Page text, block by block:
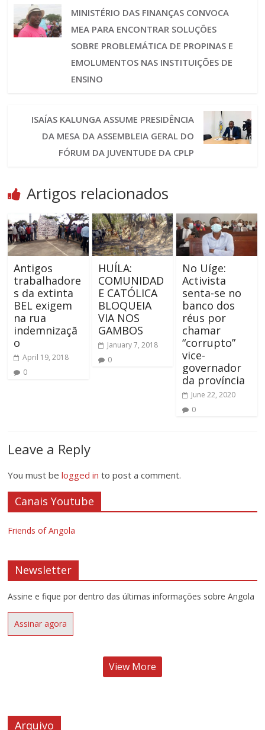
MINISTÉRIO DAS FINANÇAS CONVOCA
MEA PARA ENCONTRAR SOLUÇÕES
SOBRE PROBLEMÁTICA DE PROPINAS E
EMOLUMENTOS NAS INSTITUIÇÕES DE
ENSINO
ISAÍAS KALUNGA ASSUME PRESIDÊNCIA
DA MESA DA ASSEMBLEIA GERAL DO
FÓRUM DA JUVENTUDE DA CPLP
Artigos relacionados
Antigos
trabalhadore
s da extinta
BEL exigem
na rua
indemnizaçã
o
April 19, 2018
0
HUÍLA:
COMUNIDAD
E CATÓLICA
BLOQUEIA
VIA NOS
GAMBOS
January 7, 2018
0
No Uíge:
Activista
senta-se no
banco dos
réus por
chamar
“corrupto”
vice-
governador
da província
June 22, 2020
0
Leave a Reply
You must belogged in to post a comment.
Canais Youtube
Friends of Angola
Newsletter
Assine e fique por dentro das últimas informações sobre Angola
Assinar agora
View More
Arquivo